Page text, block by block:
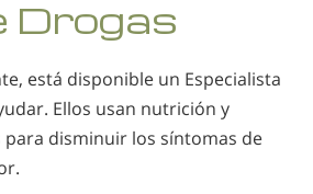
Drogas
está disponible un Especialista
Ellos usan nutrición y
para disminuir los síntomas de